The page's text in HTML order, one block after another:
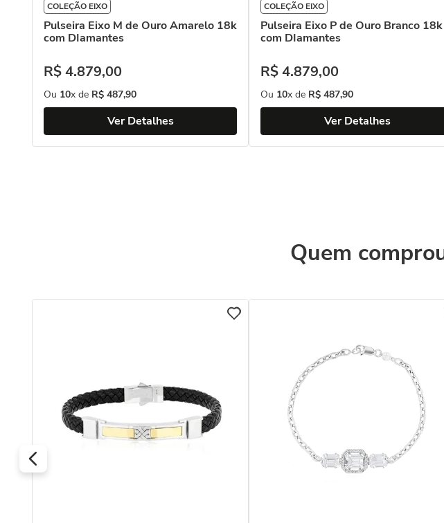
COLEÇÃO EIXO
Pulseira Eixo M de Ouro Amarelo 18k
com DIamantes
R$4.879,00
Ou 10x de R$ 487,90
Ver Detalhes
COLEÇÃO EIXO
Pulseira Eixo P de Ouro Branco 18k
com DIamantes
R$4.879,00
Ou 10x de R$ 487,90
Ver Detalhes
Quem